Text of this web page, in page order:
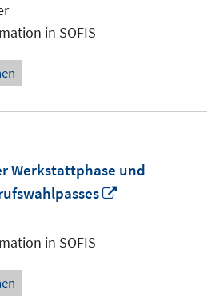
in SOFIS
Werkstattphase und
in SOFIS